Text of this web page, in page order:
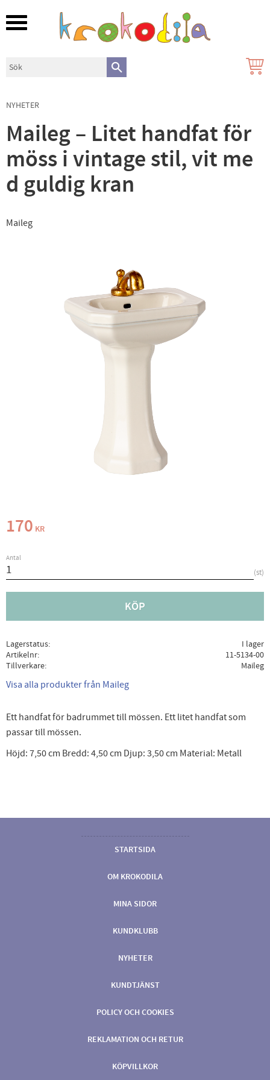
Meny
NYHETER
Maileg – Litet handfat för
möss i vintage stil, vit me
d guldig kran
Maileg
170 KR
Antal
st
KÖP
Lagerstatus
I lager
Artikelnr
11-5134-00
Tillverkare
Maileg
Visa alla produkter från Maileg
Ett handfat för badrummet till mössen. Ett litet handfat som
passar till mössen.
Höjd: 7,50 cm Bredd: 4,50 cm Djup: 3,50 cm Material: Metall
STARTSIDA
OM KROKODILA
MINA SIDOR
KUNDKLUBB
NYHETER
KUNDTJÄNST
POLICY OCH COOKIES
REKLAMATION OCH RETUR
KÖPVILLKOR